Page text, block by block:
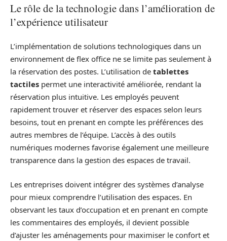
Le rôle de la technologie dans l’amélioration de
l’expérience utilisateur
L’implémentation de solutions technologiques dans un
environnement de flex office ne se limite pas seulement à
la réservation des postes. L’utilisation de tablettes
tactiles permet une interactivité améliorée, rendant la
réservation plus intuitive. Les employés peuvent
rapidement trouver et réserver des espaces selon leurs
besoins, tout en prenant en compte les préférences des
autres membres de l’équipe. L’accès à des outils
numériques modernes favorise également une meilleure
transparence dans la gestion des espaces de travail.
Les entreprises doivent intégrer des systèmes d’analyse
pour mieux comprendre l’utilisation des espaces. En
observant les taux d’occupation et en prenant en compte
les commentaires des employés, il devient possible
d’ajuster les aménagements pour maximiser le confort et